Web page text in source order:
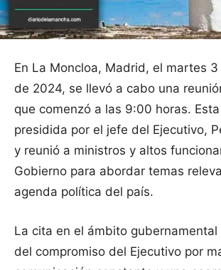
En La Moncloa, Madrid, el martes
de 2024, se llevó a cabo una
que comenzó a las 9:00 horas.
presidida por el jefe del Ejecutivo,
y reunió a ministros y altos
Gobierno para abordar temas
agenda política del país.
La cita en el ámbito
del compromiso del Ejecutivo por